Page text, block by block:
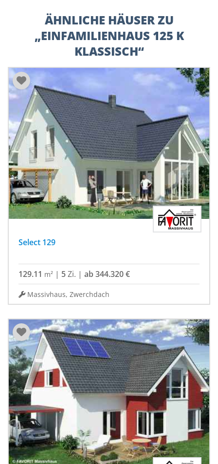
ÄHNLICHE HÄUSER ZU
„EINFAMILIENHAUS 125 K
KLASSISCH“
Select 129
129.11 m² | 5Zi. | ab 344.320 €
Massivhaus, Zwerchdach